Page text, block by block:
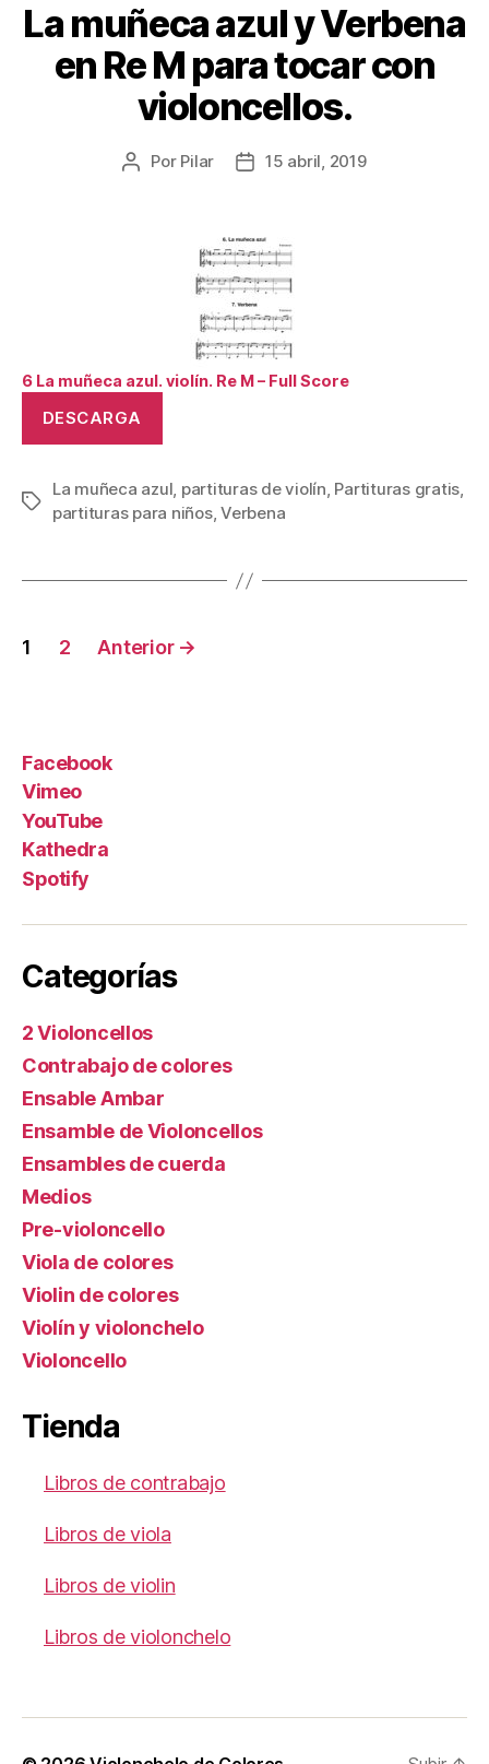
La muñeca azul y Verbena
en Re M para tocar con
violoncellos.
Autor
Por Pilar
Fecha
publicación
15 abril, 2019
6 La muñeca azul. violín. Re M – Full Score
DESCARGA
Etiquetas
La muñeca azul, partituras de violín, Partituras gratis,
partituras para niños,Verbena
Paginación
1 2 Anterior →
Facebook
Vimeo
YouTube
Kathedra
Spotify
Categorías
2 Violoncellos
Contrabajo de colores
Ensable Ambar
Ensamble de Violoncellos
Ensambles de cuerda
Medios
Pre-violoncello
Viola de colores
Violin de colores
Violín y violonchelo
Violoncello
Tienda
Libros de contrabajo
Libros de viola
Libros de violin
Libros de violonchelo